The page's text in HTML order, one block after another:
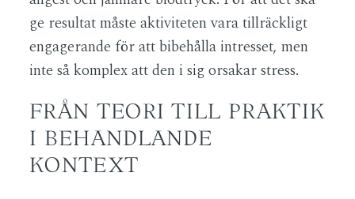
ge resultat måste aktiviteten vara tillräckligt
engagerande för att bibehålla intresset, men
inte så komplex att den i sig orsakar stress.
FRÅN TEORI TILL PRAKTIK
I BEHANDLANDE
KONTEXT